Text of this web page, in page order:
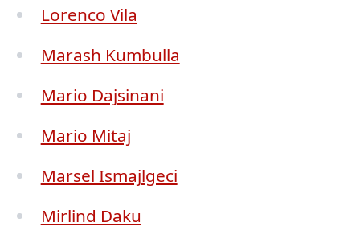
Lorenco Vila
Marash Kumbulla
Mario Dajsinani
Mario Mitaj
Marsel Ismajlgeci
Mirlind Daku